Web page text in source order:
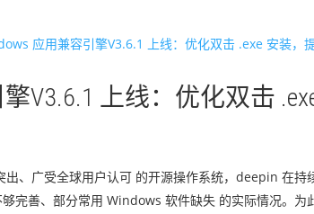
V3.6.1 上线：优化双击
、广受全球用户认可 的开源操作系统，deepin 在持
完善、部分常用 Windows 软件缺失 的实际情况。